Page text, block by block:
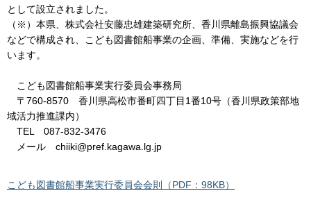
として設立されました。
（※）本県、株式会社安藤忠雄建築研究所、香川県離島振興協議会
などで構成され、こども図書館船事業の企画、準備、実施などを行
います。
こども図書館船事業実行委員会事務局
〒760-8570 香川県高松市番町四丁目1番10号（香川県政策部地
域活力推進課内）
TEL 087-832-3476
メール chiiki@pref.kagawa.lg.jp
こども図書館船事業実行委員会会則（PDF：98KB）